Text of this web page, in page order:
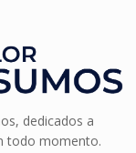
dedicados a
todo momento.